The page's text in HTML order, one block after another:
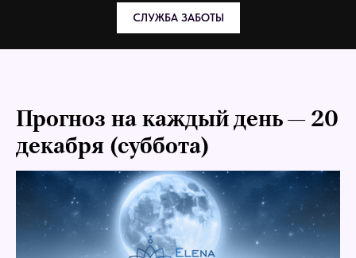
СЛУЖБА ЗАБОТЫ
Прогноз на каждый день — 20
декабря (суббота)